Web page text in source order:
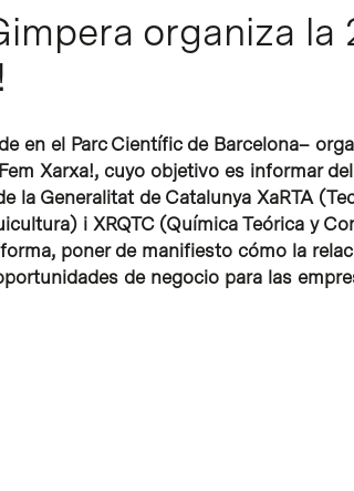
organiza la
en el Parc Científic de Barcelona–
Xarxa!, cuyo objetivo es informar
la Generalitat de Catalunya XaRTA
i XRQTC (Química Teórica y
poner de manifiesto cómo la
de negocio para las